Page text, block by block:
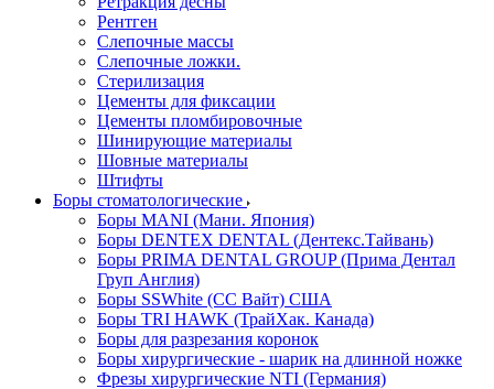
Рентген
Слепочные массы
Слепочные ложки.
Стерилизация
Цементы для фиксации
Цементы пломбировочные
Шинирующие материалы
Шовные материалы
Штифты
Боры стоматологические
Боры MANI (Мани. Япония)
Боры DENTEX DENTAL (Дентекс.Тайвань)
Боры PRIMA DENTAL GROUP (Прима Дентал
Груп Англия)
Боры SSWhite (СС Вайт) США
Боры TRI HAWK (ТрайХак. Канада)
Боры для разрезания коронок
Боры хирургические - шарик на длинной ножке
Фрезы хирургические NTI (Германия)